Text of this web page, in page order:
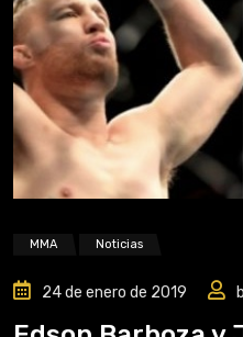
MMA Noticias
24 de enero de 2019